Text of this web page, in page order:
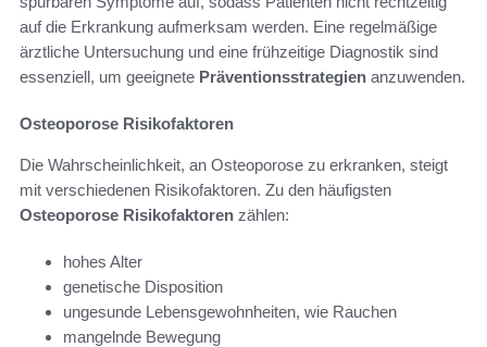
auf die Erkrankung aufmerksam werden. Eine regelmäßige
ärztliche Untersuchung und eine frühzeitige Diagnostik sind
essenziell, um geeignete Präventionsstrategien anzuwenden.
Osteoporose Risikofaktoren
Die Wahrscheinlichkeit, an Osteoporose zu erkranken, steigt
mit verschiedenen Risikofaktoren. Zu den häufigsten
Osteoporose Risikofaktoren zählen:
hohes Alter
genetische Disposition
ungesunde Lebensgewohnheiten, wie Rauchen
mangelnde Bewegung